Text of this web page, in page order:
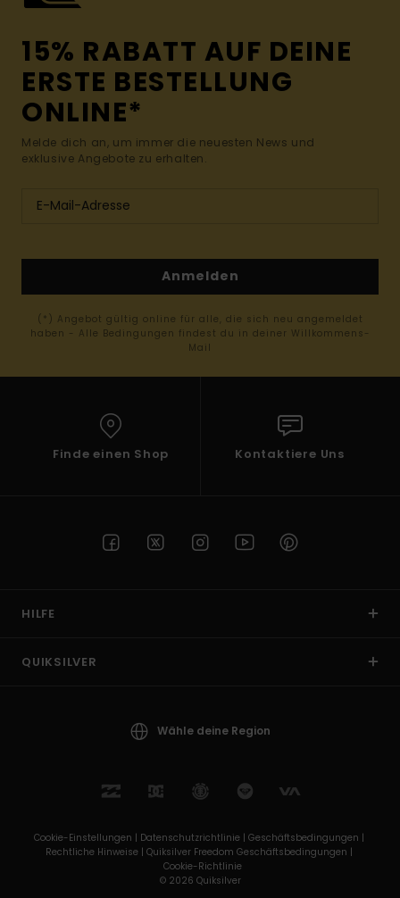
15% RABATT AUF DEINE
ERSTE BESTELLUNG
ONLINE*
Melde dich an, um immer die neuesten News und
exklusive Angebote zu erhalten.
Anmelden
(*) Angebot gültig online für alle, die sich neu angemeldet
haben - Alle Bedingungen findest du in deiner Willkommens-
Mail
Finde einen Shop Kontaktiere Uns
HILFE
QUIKSILVER
Wähle deine Region
Cookie-Einstellungen | Datenschutzrichtlinie | Geschäftsbedingungen |
Rechtliche Hinweise | Quiksilver Freedom Geschäftsbedingungen |
Cookie-Richtlinie
© 2026 Quiksilver